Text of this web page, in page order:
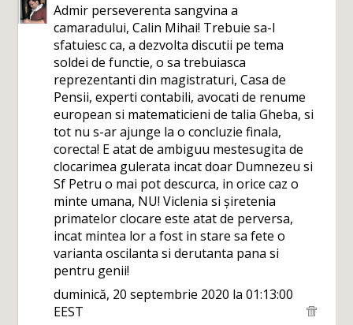
Admir perseverenta sangvina a
camaradului, Calin Mihai! Trebuie sa-l
sfatuiesc ca, a dezvolta discutii pe tema
soldei de functie, o sa trebuiasca
reprezentanti din magistraturi, Casa de
Pensii, experti contabili, avocati de renume
european si matematicieni de talia Gheba, si
tot nu s-ar ajunge la o concluzie finala,
corecta! E atat de ambiguu mestesugita de
clocarimea gulerata incat doar Dumnezeu si
Sf Petru o mai pot descurca, in orice caz o
minte umana, NU! Viclenia si șiretenia
primatelor clocare este atat de perversa,
incat mintea lor a fost in stare sa fete o
varianta oscilanta si derutanta pana si
pentru genii!
duminică, 20 septembrie 2020 la 01:13:00
EEST